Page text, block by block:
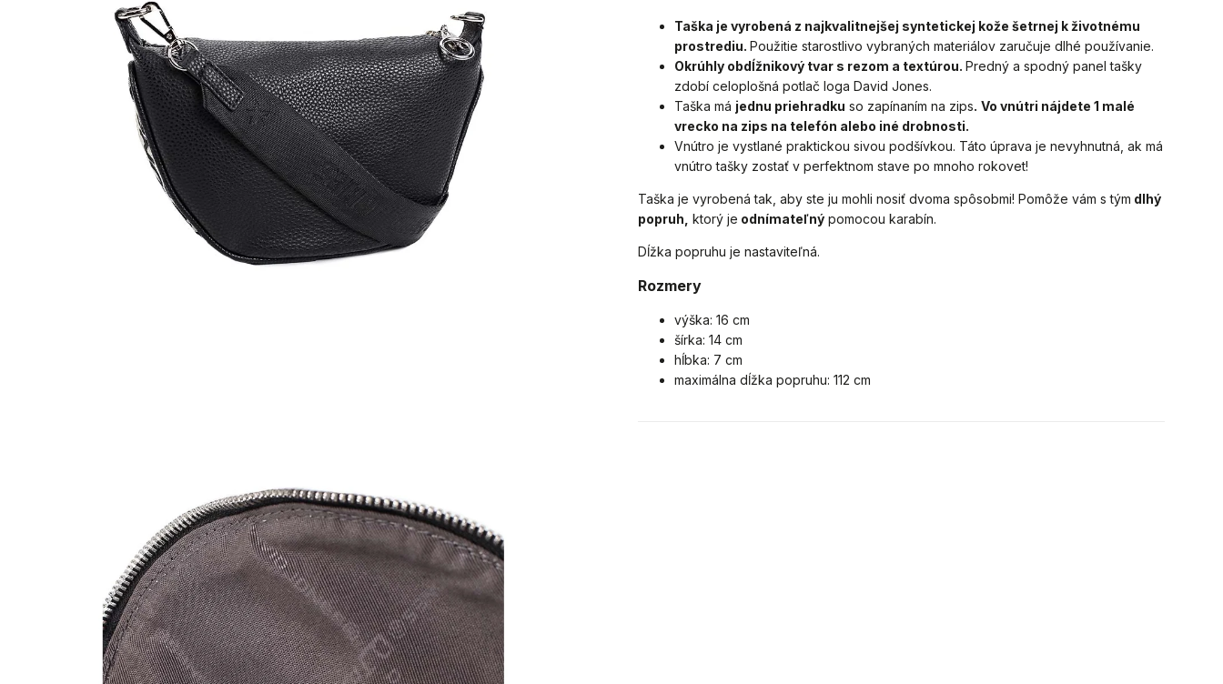
Taška je vyrobená z najkvalitnejšej syntetickej kože šetrnej k životnému
prostrediu.Použitie starostlivo vybraných materiálov zaručuje dlhé používanie.
Okrúhly obdĺžnikový tvar s rezom a textúrou.Predný a spodný panel tašky
zdobí celoplošná potlač loga David Jones.
Taška má jednu priehradku so zapínaním na zips. Vo vnútri nájdete 1 malé
vrecko na zips na telefón alebo iné drobnosti.
Vnútro je vystlané praktickou sivou podšívkou. Táto úprava je nevyhnutná, ak má
vnútro tašky zostať v perfektnom stave po mnoho rokovet!
Taška je vyrobená tak, aby ste ju mohli nosiť dvoma spôsobmi! Pomôže vám s tým dlhý
popruh, ktorý je odnímateľný pomocou karabín.
Dĺžka popruhu je nastaviteľná.
Rozmery
výška: 16 cm
šírka: 14 cm
hĺbka: 7 cm
maximálna dĺžka popruhu: 112 cm